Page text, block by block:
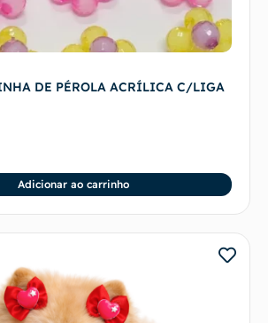
DE PÉROLA ACRÍLICA C/LIGA
Adicionar ao carrinho